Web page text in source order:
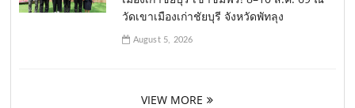
วัดเขาเมืองเก่าชัยบุรี จังหวัดพัทลุง
August 5, 2026
VIEW MORE